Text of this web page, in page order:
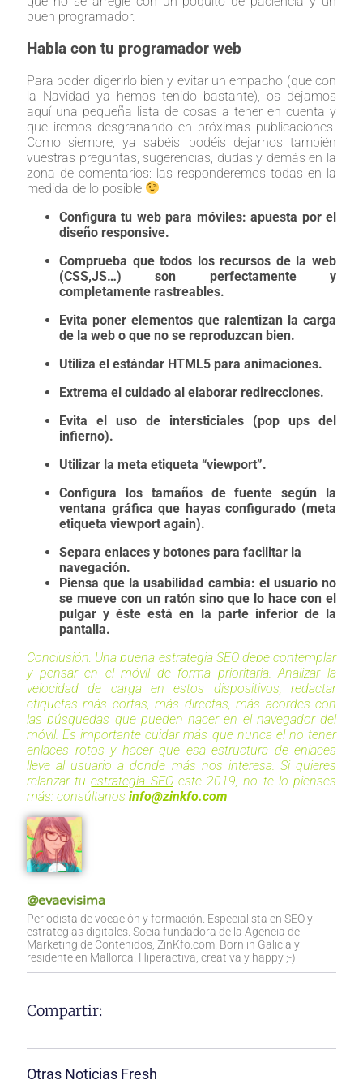
buen programador.
Habla con tu programador web
Para poder digerirlo bien y evitar un empacho (que con
la Navidad ya hemos tenido bastante), os dejamos
aquí una pequeña lista de cosas a tener en cuenta y
que iremos desgranando en próximas publicaciones.
Como siempre, ya sabéis, podéis dejarnos también
vuestras preguntas, sugerencias, dudas y demás en la
zona de comentarios: las responderemos todas en la
medida de lo posible
Configura tu web para móviles: apuesta por el
diseño responsive.
Comprueba que todos los recursos de la web
(CSS,JS…) son perfectamente y
completamente rastreables.
Evita poner elementos que ralentizan la carga
de la web o que no se reproduzcan bien.
Utiliza el estándar HTML5 para animaciones.
Extrema el cuidado al elaborar redirecciones.
Evita el uso de intersticiales (pop ups del
infierno).
Utilizar la meta etiqueta “viewport”.
Configura los tamaños de fuente según la
ventana gráfica que hayas configurado (meta
etiqueta viewport again).
Separa enlaces y botones para facilitar la
navegación.
Piensa que la usabilidad cambia: el usuario no
se mueve con un ratón sino que lo hace con el
pulgar y éste está en la parte inferior de la
pantalla.
Conclusión: Una buena estrategia SEO debe contemplar
y pensar en el móvil de forma prioritaria. Analizar la
velocidad de carga en estos dispositivos, redactar
etiquetas más cortas, más directas, más acordes con
las búsquedas que pueden hacer en el navegador del
móvil. Es importante cuidar más que nunca el no tener
enlaces rotos y hacer que esa estructura de enlaces
lleve al usuario a donde más nos interesa. Si quieres
relanzar tuestrategia SEOeste 2019, no te lo pienses
más: consúltanos info@zinkfo.com
@evaevisima
Periodista de vocación y formación. Especialista en SEO y
estrategias digitales. Socia fundadora de la Agencia de
Marketing de Contenidos, ZinKfo.com. Born in Galicia y
residente en Mallorca. Hiperactiva, creativa y happy ;-)
Compartir:
Otras Noticias Fresh